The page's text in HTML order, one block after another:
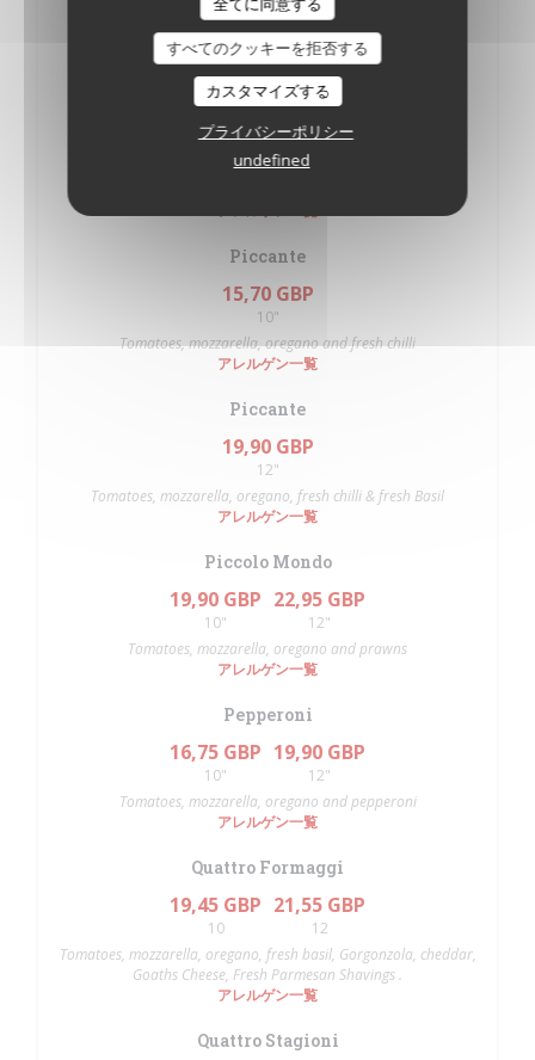
すべてのクッキーを拒否する
カスタマイズする
プライバシーポリシー
undefined
10"
12"
Tomatoes, mozzarella and oregano fresh Basil.
アレルゲン一覧
Palermo
18,35 GBP 19,50 GBP
12"
Piccante
15,70 GBP
10"
Tomatoes, mozzarella, oregano and fresh chilli
アレルゲン一覧
Piccante
19,90 GBP
12"
Tomatoes, mozzarella, oregano, fresh chilli & fresh Basil
アレルゲン一覧
Piccolo Mondo
19,90 GBP
10"
22,95 GBP
12"
Tomatoes, mozzarella, oregano and prawns
アレルゲン一覧
Pepperoni
16,75 GBP
10"
19,90 GBP
12"
Tomatoes, mozzarella, oregano and pepperoni
アレルゲン一覧
Quattro Formaggi
19,45 GBP
10
21,55 GBP
12
Tomatoes, mozzarella, oregano, fresh basil, Gorgonzola, cheddar,
Goaths Cheese, Fresh Parmesan Shavings .
アレルゲン一覧
Quattro Stagioni